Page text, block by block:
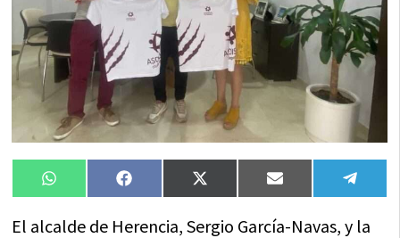
Compartir
en
WhatsAppCompartir
en
FacebookCompartir
en
X
(Twitter)
Compartir
en
Email
en
El alcalde de Herencia, Sergio García-Navas, y la